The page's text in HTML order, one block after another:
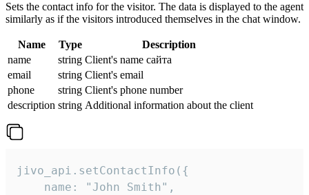
Sets the contact info for the visitor. The data is displayed to the agent
similarly as if the visitors introduced themselves in the chat window.
Name Type
Description
name
string Client's name сайта
email
string Client's email
phone
string Client's phone number
description string Additional information about the client
jivo_api.setContactInfo({
    name: "John Smith",